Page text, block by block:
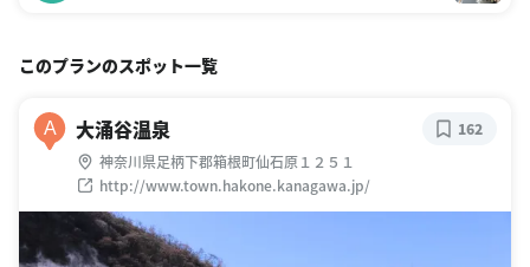
このプランのスポット一覧
A 大涌谷温泉
神奈川県足柄下郡箱根町仙石原１２５１
http://www.town.hakone.kanagawa.jp/
162